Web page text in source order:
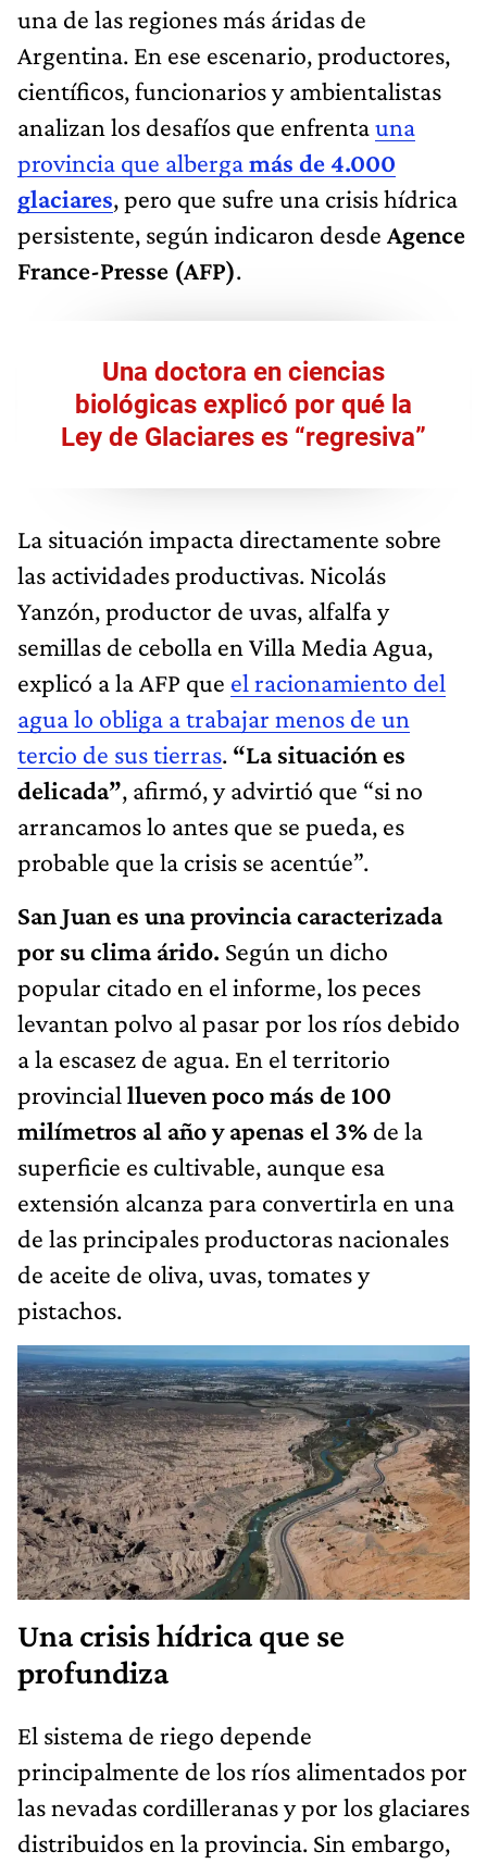
una de las regiones más áridas de
Argentina. En ese escenario, productores,
científicos, funcionarios y ambientalistas
analizan los desafíos que enfrentauna
provincia que albergamás de 4.000
glaciares, pero que sufre una crisis hídrica
persistente, según indicaron desde Agence
France-Presse (AFP).
Una doctora en ciencias
biológicas explicó por qué la
Ley de Glaciares es “regresiva”
La situación impacta directamente sobre
las actividades productivas. Nicolás
Yanzón, productor de uvas, alfalfa y
semillas de cebolla en Villa Media Agua,
explicó a la AFP que el racionamiento del
agua lo obliga a trabajar menos de un
tercio de sus tierras. “La situación es
delicada”, afirmó, y advirtió que “si no
arrancamos lo antes que se pueda, es
probable que la crisis se acentúe”.
San Juan es una provincia caracterizada
por su clima árido. Según un dicho
popular citado en el informe, los peces
levantan polvo al pasar por los ríos debido
a la escasez de agua. En el territorio
provincial llueven poco más de 100
milímetros al año y apenas el 3% de la
superficie es cultivable, aunque esa
extensión alcanza para convertirla en una
de las principales productoras nacionales
de aceite de oliva, uvas, tomates y
pistachos.
Una crisis hídrica que se
profundiza
El sistema de riego depende
principalmente de los ríos alimentados por
las nevadas cordilleranas y por los glaciares
distribuidos en la provincia. Sin embargo,